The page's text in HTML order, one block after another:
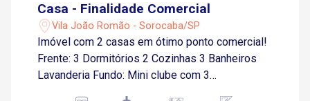
Casa - Finalidade Comercial
Vila João Romão - Sorocaba/SP
Imóvel com 2 casas em ótimo ponto comercial!
Frente: 3 Dormitórios 2 Cozinhas 3 Banheiros
Lavanderia Fundo: Mini clube com 3